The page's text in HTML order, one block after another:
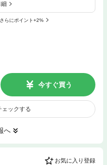
らにポイント+2%
今すぐ買う
ェックする
へ
お気に入り登録